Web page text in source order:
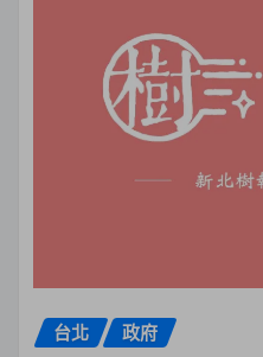
台北 政府